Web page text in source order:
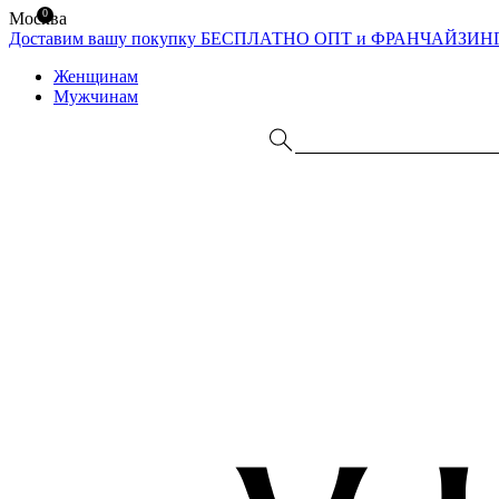
Москва
Доставим вашу покупку БЕСПЛАТНО ОПТ и
Женщинам
Мужчинам
0